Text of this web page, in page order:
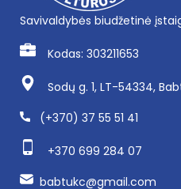
Savivaldybės biudžetinė
Kodas: 303211653
Sodų g. 1, LT-54334,
(+370) 37 55 51 41
+370 699 284 07
babtukc@gmail.com